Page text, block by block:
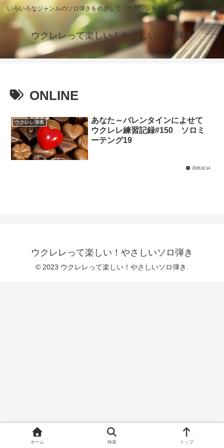
いろいろなジャンルのソロ弾きをめざして、ウクレレを日々楽しんでいます。
ウクレレって楽しい！やさしいソロ弾き
ONLINE
ウクレレ演奏
あなた～バレンタインによせて
ウクレレ練習記録#150 ソロミ
ーテング19
2026.02.14
ウクレレって楽しい！やさしいソロ弾き
© 2023 ウクレレって楽しい！やさしいソロ弾き.
ホーム 検索 トップ